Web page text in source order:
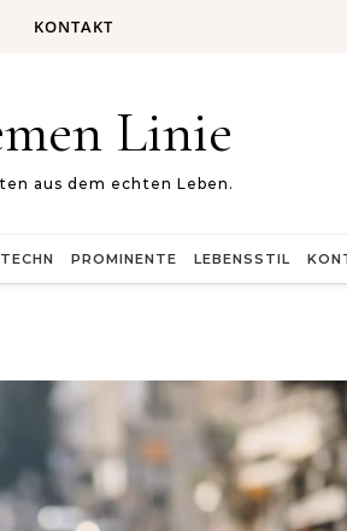
KONTAKT
Linie
aus dem echten Leben.
TECHN PROMINENTE LEBENSSTIL